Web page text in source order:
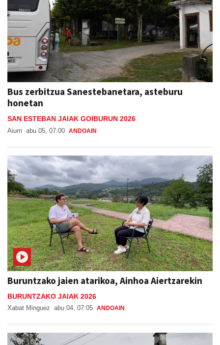
Bus zerbitzua Sanestebanetara, asteburu
honetan
SAN ESTEBAN JAIAK GOIBURUN 2026
Aiurri abu 05, 07:00 ANDOAIN
Buruntzako jaien atarikoa, Ainhoa Aiertzarekin
BURUNTZAKO JAIAK 2026
Xabat Minguez abu 04, 07:05 ANDOAIN